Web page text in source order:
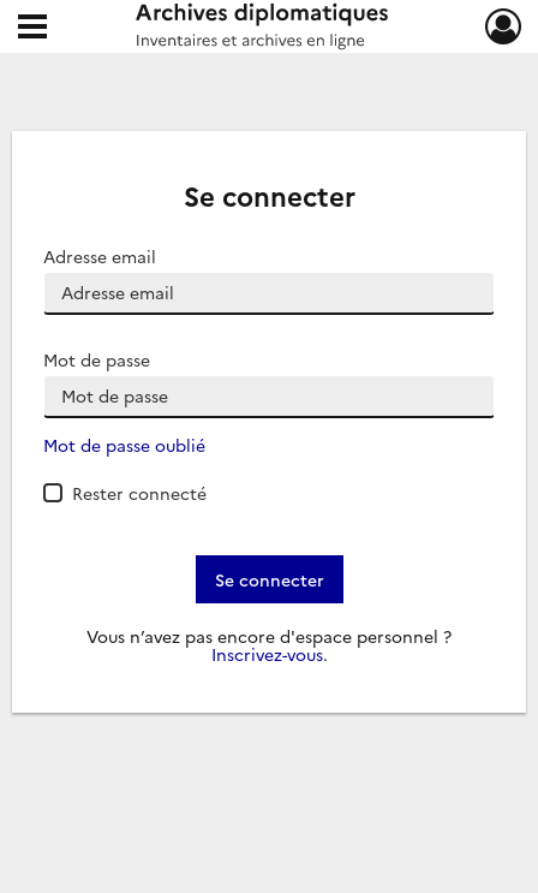
Archives diplomatiques
Ouvrir le menu déroulant
Se connecter
Adresse email
Mot de passe
Mot de passe oublié
Rester connecté
Se connecter
Vous n’avez pas encore d'espace personnel ?
Inscrivez-vous.